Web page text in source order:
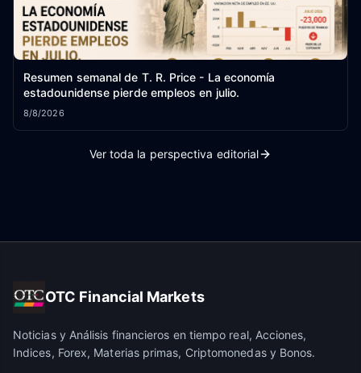
Resumen semanal de T. R. Price - La economía
estadounidense pierde empleos en julio.
8/8/2026
Ver toda la perspectiva editorial
OTC Financial Markets
Noticias y Análisis financieros en tiempo real, Acciones,
Indices, Forex, Materias primas, Criptomonedas y Bonos.